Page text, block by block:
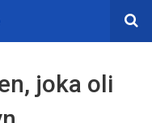
joka oli